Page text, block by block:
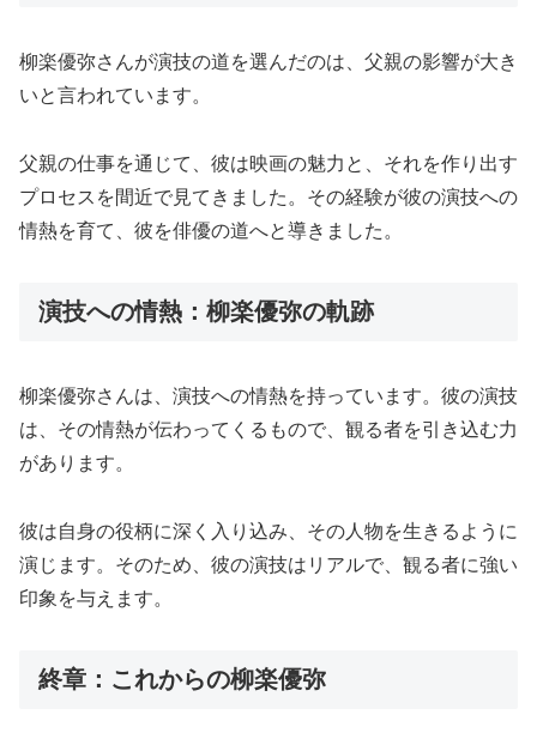
柳楽優弥さんが演技の道を選んだのは、父親の影響が大き
いと言われています。
父親の仕事を通じて、彼は映画の魅力と、それを作り出す
プロセスを間近で見てきました。その経験が彼の演技への
情熱を育て、彼を俳優の道へと導きました。
演技への情熱：柳楽優弥の軌跡
柳楽優弥さんは、演技への情熱を持っています。彼の演技
は、その情熱が伝わってくるもので、観る者を引き込む力
があります。
彼は自身の役柄に深く入り込み、その人物を生きるように
演じます。そのため、彼の演技はリアルで、観る者に強い
印象を与えます。
終章：これからの柳楽優弥